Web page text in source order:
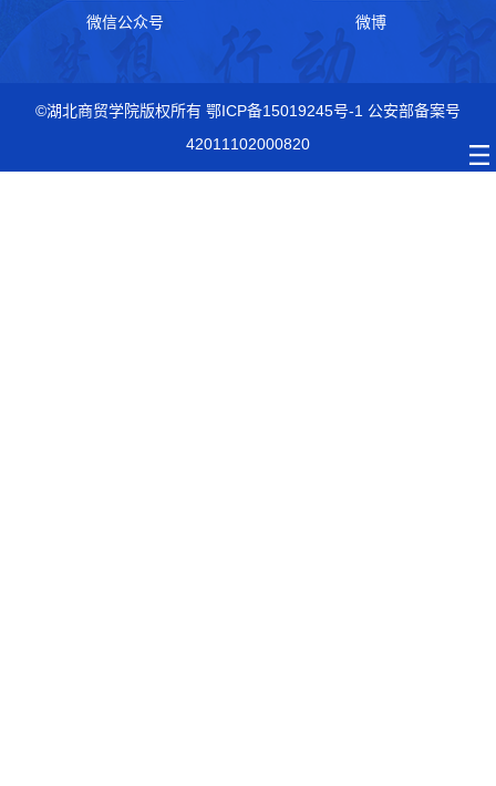
微信公众号 微博
©湖北商贸学院版权所有 鄂ICP备15019245号-1 公安部备案号
42011102000820